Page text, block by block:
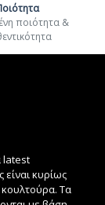
ποιότητα &
latest
κυρίως
Τα